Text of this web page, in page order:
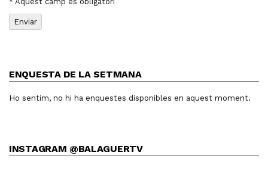
ENQUESTA DE LA SETMANA
Ho sentim, no hi ha enquestes disponibles en aquest moment.
INSTAGRAM @BALAGUERTV